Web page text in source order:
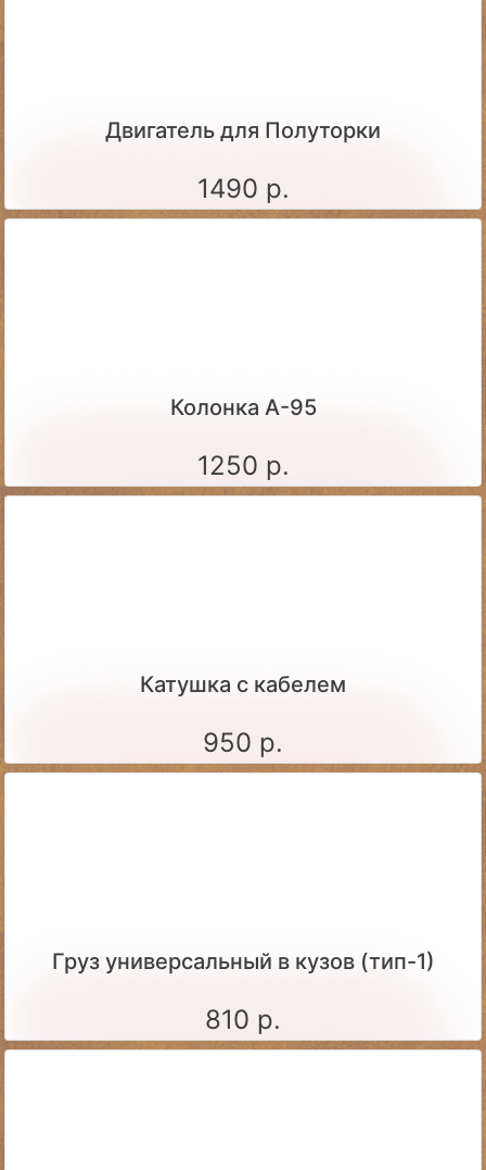
Двигатель для Полуторки
1490 р.
Колонка А-95
1250 р.
Катушка с кабелем
950 р.
Груз универсальный в кузов (тип-1)
810 р.